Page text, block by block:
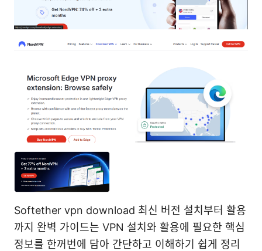
Softether vpn download 최신 버전 설치부터 활용
까지 완벽 가이드는 VPN 설치와 활용에 필요한 핵심
정보를 한꺼번에 담아 간단하고 이해하기 쉽게 정리